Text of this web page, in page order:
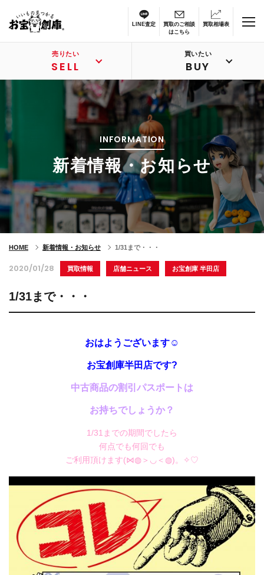
LINE査定
買取のご相談
はこちら
買取相場表
売りたい
SELL
買いたい
BUY
INFORMATION
新着情報・お知らせ
HOME 新着情報・お知らせ 1/31まで・・・
2020/01/28 買取情報 店舗ニュース お宝創庫 半田店
1/31まで・・・
おはようございます☺
お宝創庫半田店です?
中古商品の割引パスポートは
お持ちでしょうか？
1/31までの期間でしたら
何点でも何回でも
ご利用頂けます(⋈◍＞◡＜◍)。✧♡